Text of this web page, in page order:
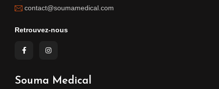
contact@soumamedical.com
Retrouvez-nous
Souma Medical